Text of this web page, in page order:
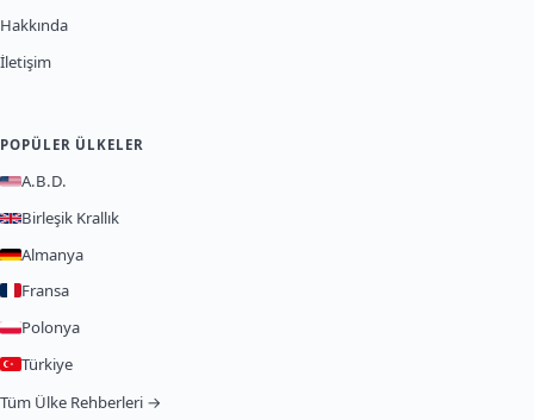
Hakkında
İletişim
POPÜLER ÜLKELER
A.B.D.
Birleşik Krallık
Almanya
Fransa
Polonya
Türkiye
Tüm Ülke Rehberleri →